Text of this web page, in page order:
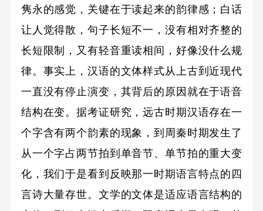
隽永的感觉，关键在于读起来的韵律感；白话
让人觉得散，句子长短不一，没有相对齐整的
长短限制，又有轻音重读相间，好像没什么规
律。事实上，汉语的文体样式从上古到近现代
一直没有停止演变，其背后的原因就在于语音
结构在变。据考证研究，远古时期汉语存在一
个字含有两个韵素的现象，到周秦时期发生了
从一个字占两节拍到单音节、单节拍的重大变
化，我们于是看到反映那一时期语言特点的四
言诗大量存世。文学的文体是适应语言结构的